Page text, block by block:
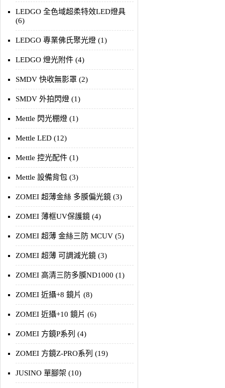
LEDGO 全色域超柔特效LED燈具
(6)
LEDGO 專業佛氏聚光燈 (1)
LEDGO 燈光附件 (4)
SMDV 快收無影罩 (2)
SMDV 外拍閃燈 (1)
Mettle 閃光棚燈 (1)
Mettle LED (12)
Mettle 控光配件 (1)
Mettle 設備背包 (3)
ZOMEI 超薄金絲 多膜偏光鏡 (3)
ZOMEI 薄框UV保護鏡 (4)
ZOMEI 超薄 金絲三防 MCUV (5)
ZOMEI 超薄 可調減光鏡 (3)
ZOMEI 高清三防多膜ND1000 (1)
ZOMEI 近攝+8 鏡片 (8)
ZOMEI 近攝+10 鏡片 (6)
ZOMEI 方鏡P系列 (4)
ZOMEI 方鏡Z-PRO系列 (19)
JUSINO 單腳架 (10)